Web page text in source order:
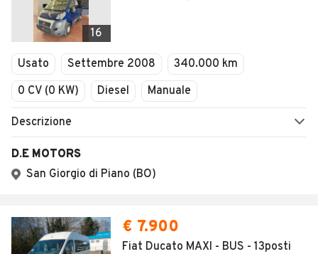
16
Usato Settembre 2008
340.000 km
0 CV (0 KW)
Diesel Manuale
Descrizione
D.E MOTORS
San Giorgio di Piano (BO)
€ 7.900
Fiat Ducato MAXI - BUS - 13posti